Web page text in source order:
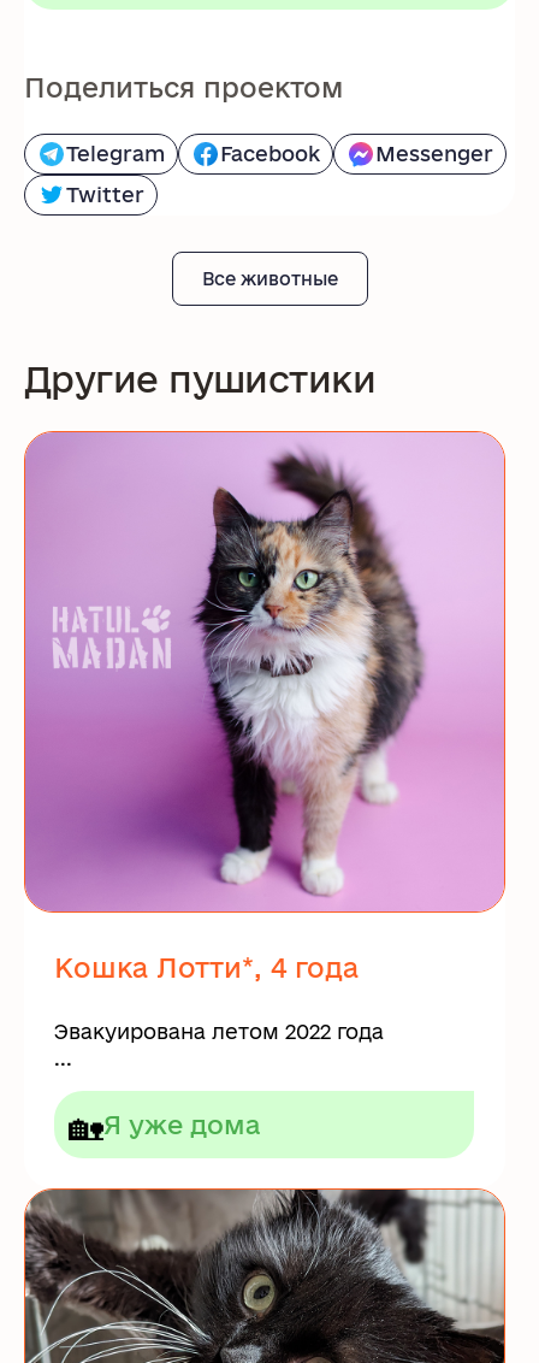
Поделиться проектом
Telegram Facebook
Messenger
Twitter
Все животные
Другие пушистики
Кошка Лотти*, 4 года
Эвакуирована летом 2022 года
...
🏡Я уже дома